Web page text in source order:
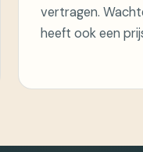
vertragen.
heeft ook een